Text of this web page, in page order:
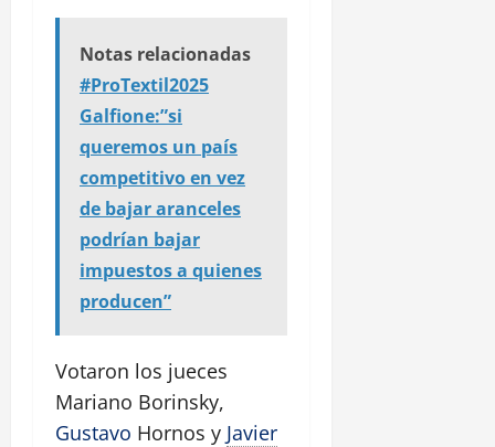
Notas relacionadas
#ProTextil2025
Galfione:”si
queremos un país
competitivo en vez
de bajar aranceles
podrían bajar
impuestos a quienes
producen”
Votaron los jueces
Mariano Borinsky,
Gustavo Hornos y Javier